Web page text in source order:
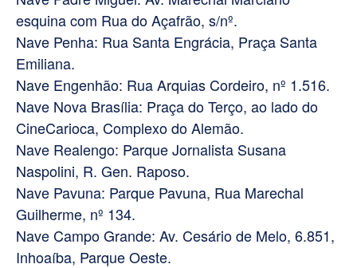
esquina com Rua do Açafrão, s/nº.
Nave Penha: Rua Santa Engrácia, Praça Santa
Emiliana.
Nave Engenhão: Rua Arquias Cordeiro, nº 1.516.
Nave Nova Brasília: Praça do Terço, ao lado do
CineCarioca, Complexo do Alemão.
Nave Realengo: Parque Jornalista Susana
Naspolini, R. Gen. Raposo.
Nave Pavuna: Parque Pavuna, Rua Marechal
Guilherme, nº 134.
Nave Campo Grande: Av. Cesário de Melo, 6.851,
Inhoaíba, Parque Oeste.